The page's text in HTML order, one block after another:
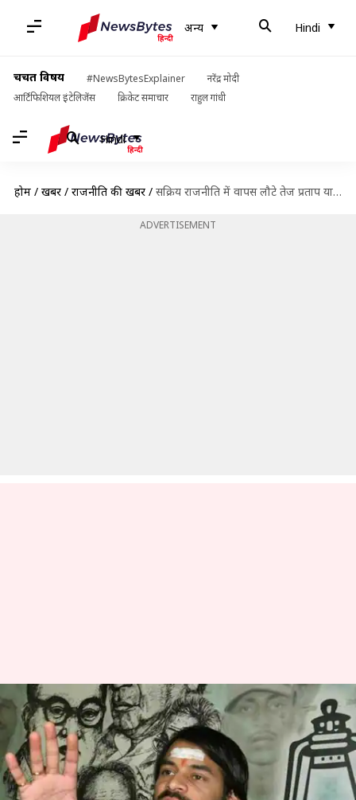
अन्य Hindi
चर्चित विषय #NewsBytesExplainer
नरेंद्र मोदी
आर्टिफिशियल इंटेलिजेंस
क्रिकेट समाचार राहुल गांधी
Hindi
होम / खबरें / राजनीति की खबरें / सक्रिय राजनीति में वापस लौटे तेज प्रताप यादव, तेजस्वी को 'अर्जुन' तो खुद को बताया 'श्रीकृष्ण'
ADVERTISEMENT
सक्रिय राजनीति में वापस लौटे तेज
प्रताप यादव, तेजस्वी को 'अर्जुन' तो
खुद को बताया 'श्रीकृष्ण'
लेखन प्रमोद कुमार Dec 17, 2018 02:21 pm